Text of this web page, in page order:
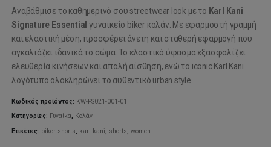
Αναβάθμισε το καθημερινό σου streetwear look με το Karl Kani
Signature Essential γυναικείο biker κολάν. Με εφαρμοστή γραμμή
και ελαστική μέση, προσφέρει άνετη και σταθερή εφαρμογή που
αγκαλιάζει ιδανικά το σώμα. Το ελαστικό ύφασμα εξασφαλίζει
ελευθερία κινήσεων και απαλή αίσθηση, ενώ το iconic Karl Kani
λογότυπο ολοκληρώνει το αυθεντικό urban style.
Κωδικός προϊόντος: KW-PS021-001-01
Κατηγορίες: Γυναίκα, Κολάν
Ετικέτες: biker shorts, karl kani, shorts,women